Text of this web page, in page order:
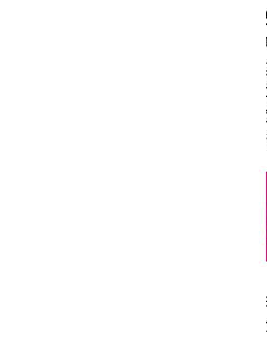
mucho el hecho de no poder
Valencia, me impactó mucho
ocurrió organizar una
joven de 29 años de 101
asociación ubicada cerca de
https://www.101tv.es/la-vida-
arrebatara-todo-ahora-me-